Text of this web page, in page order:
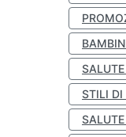
STILI DI